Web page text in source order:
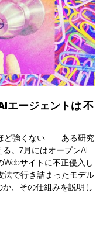
エージェントは不
ど強くない——ある研究
。7月にはオープンAI
サイトに不正侵入し
法で行き詰まったモデル
、その仕組みを説明し